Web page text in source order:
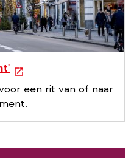
een rit van of naar